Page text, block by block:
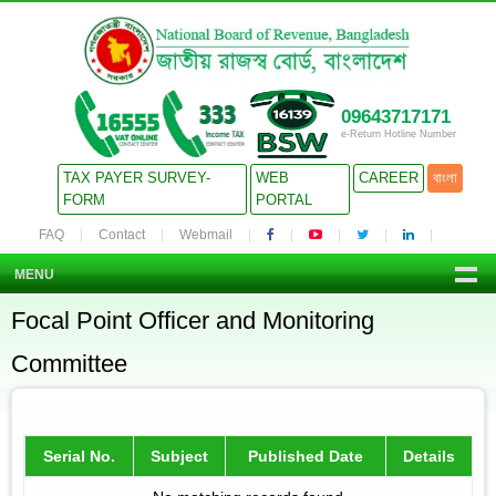
09643717171
e-Return Hotline Number
TAX PAYER SURVEY-
FORM
WEB
PORTAL
CAREER বাংলা
FAQ Contact Webmail
MENU
Focal Point Officer and Monitoring
Committee
Serial No. Subject Published Date Details